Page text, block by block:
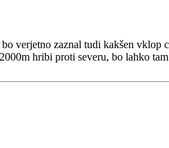
verjetno zaznal tudi kakšen
hribi proti severu, bo lahko